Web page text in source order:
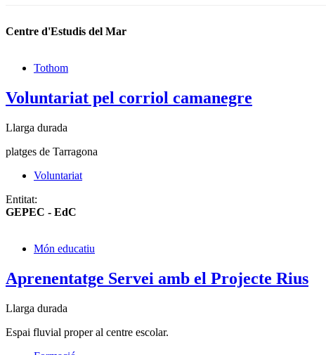
Centre d'Estudis del Mar
Tothom
Voluntariat pel corriol camanegre
Llarga durada
platges de Tarragona
Voluntariat
Entitat:
GEPEC - EdC
Món educatiu
Aprenentatge Servei amb el Projecte Rius
Llarga durada
Espai fluvial proper al centre escolar.